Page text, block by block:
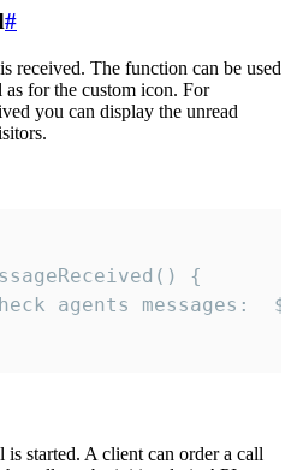
#
received. The function can be used
for the custom icon. For
you can display the unread
{
started. A client can order a call